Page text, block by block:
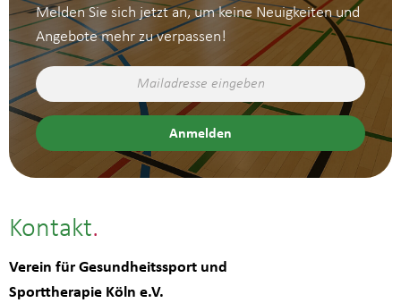
Melden Sie sich jetzt an, um keine Neuigkeiten und
Angebote mehr zu verpassen!
Kontakt
Verein für Gesundheitssport und
Sporttherapie Köln e.V.